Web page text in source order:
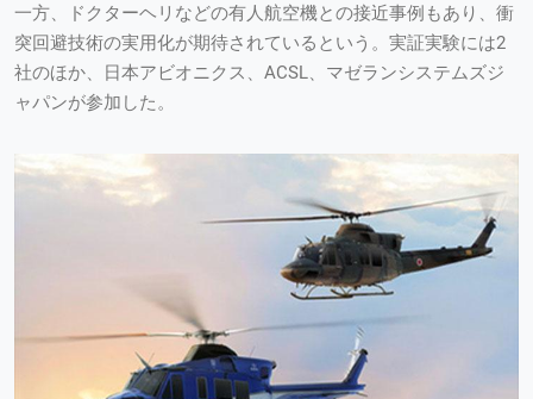
一方、ドクターヘリなどの有人航空機との接近事例もあり、衝
突回避技術の実用化が期待されているという。実証実験には2
社のほか、日本アビオニクス、ACSL、マゼランシステムズジ
ャパンが参加した。